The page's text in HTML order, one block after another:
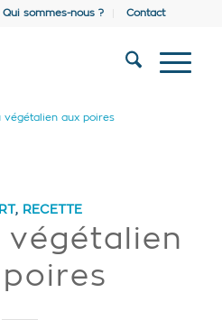
Qui sommes-nous ? Contact
végétalien aux poires
, RECETTE
végétalien